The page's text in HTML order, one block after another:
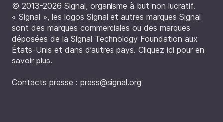
© 2013-2026 Signal, organisme à but non lucratif.
« Signal », les logos Signal et autres marques Signal
sont des marques commerciales ou des marques
déposées de la Signal Technology Foundation aux
États-Unis et dans d’autres pays. Cliquez ici pour en
savoir plus.
Contacts presse : press@signal.org